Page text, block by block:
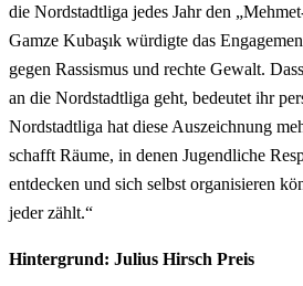
die Nordstadtliga jedes Jahr den
Gamze Kubaşık würdigte das
gegen Rassismus und rechte Gewalt.
an die Nordstadtliga geht, bedeutet ihr
Nordstadtliga hat diese Auszeichnung
schafft Räume, in denen Jugendliche
entdecken und sich selbst organisieren
jeder zählt.“
Hintergrund: Julius Hirsch Preis